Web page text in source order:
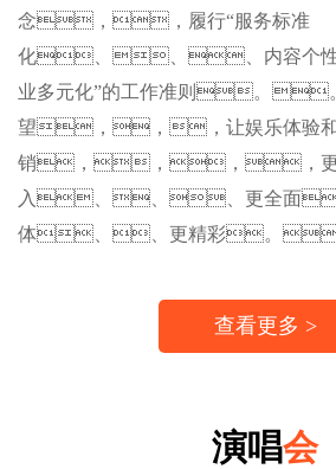
念，，履行“服务标准
化、、、内容个
业多元化”的工作准则。
望，，，让娱乐体验和
销，，，，更
入、、、更全面
体、、更精彩。
查看更多 >
演唱会